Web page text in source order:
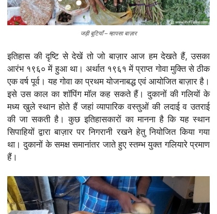
जड़ी बूटियाँ – म्हापसा बाज़ार
इतिहास की दृष्टि से देखें तो जो बाज़ार आज हम देखते हैं, उसका
आरंभ १९६० में हुआ था। अर्थात १९६१ में प्राप्त गोवा मुक्ति से ठीक
एक वर्ष पूर्व। यह गोवा का प्रथम योजनाबद्ध एवं आयोजित बाज़ार है।
इसे उस काल का शॉपिंग मॉल कह सकते हैं। दुकानों की गलियों के
मध्य खुले स्थान होते हैं जहां व्यापारिक वस्तुओं की लदाई व उतराई
की जा सकती है। कुछ इतिहासकारों का मानना है कि यह स्थान
सिपाहियों द्वारा बाज़ार पर निगरानी रखने हेतु नियोजित किया गया
था। दुकानों के समक्ष समानांतर जाते हुए स्तम्भ युक्त गलियारे प्रमाण
हैं।